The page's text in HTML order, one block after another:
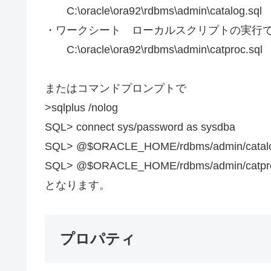
C:\oracle\ora92\rdbms\admin\catalog.sql
・ワークシート ローカルスクリプトの実行
C:\oracle\ora92\rdbms\admin\catproc.sql
またはコマンドプロンプトで
>sqlplus /nolog
SQL> connect sys/password as sysdba
SQL> @$ORACLE_HOME/rdbms/admin/
SQL> @$ORACLE_HOME/rdbms/admin/
となります。
プロパティ